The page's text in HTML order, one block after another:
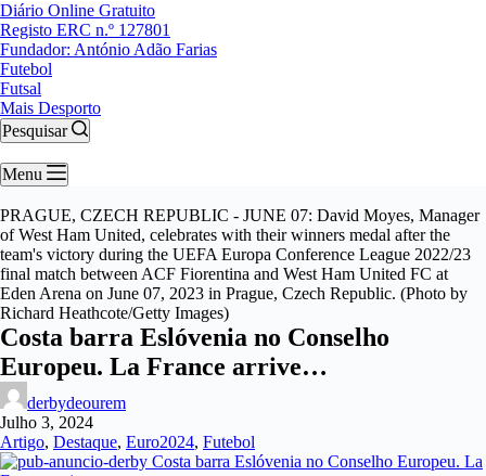
Diário Online Gratuito
Registo ERC n.º 127801
Fundador: António Adão Farias
Futebol
Futsal
Mais Desporto
Pesquisar
Menu
PRAGUE, CZECH REPUBLIC - JUNE 07: David Moyes, Manager
of West Ham United, celebrates with their winners medal after the
team's victory during the UEFA Europa Conference League 2022/23
final match between ACF Fiorentina and West Ham United FC at
Eden Arena on June 07, 2023 in Prague, Czech Republic. (Photo by
Richard Heathcote/Getty Images)
Costa barra Eslóvenia no Conselho
Europeu. La France arrive…
derbydeourem
Julho 3, 2024
Artigo, Destaque, Euro2024, Futebol